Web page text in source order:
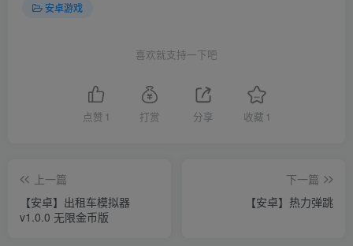
安卓游戏
喜欢就支持一下吧
点赞 1 打赏 分享 收藏 1
上一篇
【安卓】出租车模拟器
v1.0.0 无限金币版
下一篇
【安卓】热力弹跳